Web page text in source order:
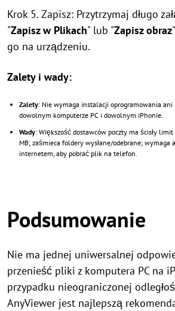
Krok 5. Zapisz: Przytrzymaj długo
"Zapisz w Plikach" lub "Zapisz obraz
go na urządzeniu.
Zalety i wady:
Zalety: Nie wymaga instalacji oprogramowania ani
dowolnym komputerze PC i dowolnym iPhonie.
Wady: Większość dostawców poczty ma ścisły
MB; zaśmieca foldery wysłane/odebrane; wymaga
internetem, aby pobrać plik na telefon.
Podsumowanie
Nie ma jednej uniwersalnej
przenieść pliki z komputera PC na
przypadku nieograniczonej
AnyViewer jest najlepszą